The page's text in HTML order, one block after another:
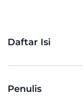
Daftar Isi
Penulis